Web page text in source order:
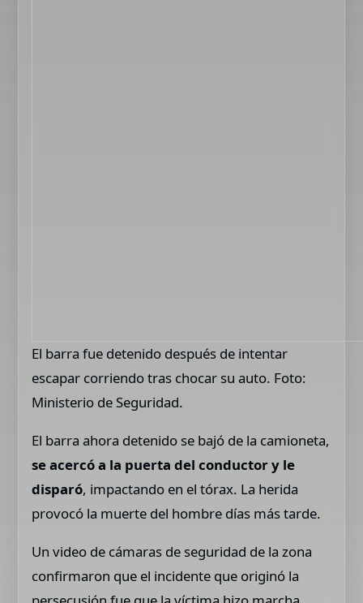
El barra fue detenido después de intentar
escapar corriendo tras chocar su auto. Foto:
Ministerio de Seguridad.
El barra ahora detenido se bajó de la camioneta,
se acercó a la puerta del conductor y le
disparó, impactando en el tórax. La herida
provocó la muerte del hombre días más tarde.
Un video de cámaras de seguridad de la zona
confirmaron que el incidente que originó la